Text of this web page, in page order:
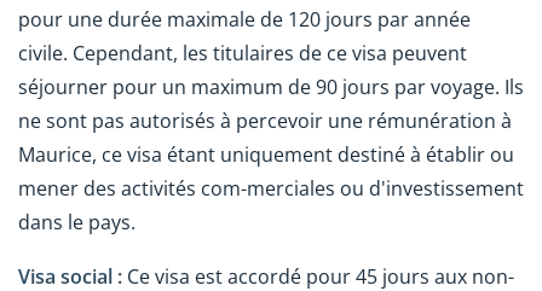
pour une durée maximale de 120 jours par année
civile. Cependant, les titulaires de ce visa peuvent
séjourner pour un maximum de 90 jours par voyage. Ils
ne sont pas autorisés à percevoir une rémunération à
Maurice, ce visa étant uniquement destiné à établir ou
mener des activités com-merciales ou d'investissement
dans le pays.
Visa social : Ce visa est accordé pour 45 jours aux non-